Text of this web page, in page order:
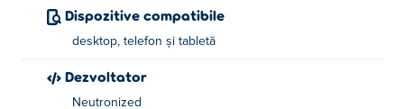
Aruncă TNT: bara de spațiu
Dispozitive compatibile
desktop, telefon și tabletă
Dezvoltator
Neutronized